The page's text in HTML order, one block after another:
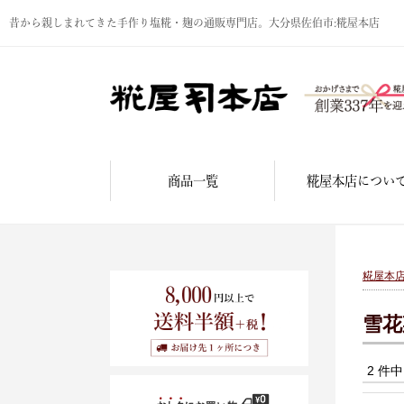
昔から親しまれてきた手作り塩糀・麹の通販専門店。大分県佐伯市:糀屋本店
商品一覧 糀屋本店につい
糀屋本
雪
2 件